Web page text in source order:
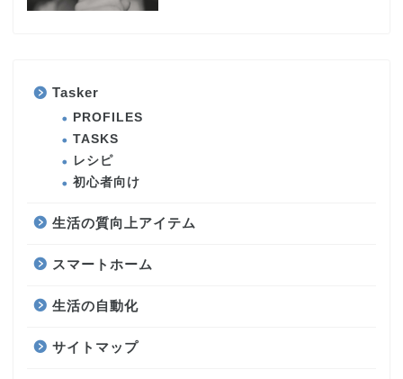
Tasker
PROFILES
TASKS
レシピ
初心者向け
生活の質向上アイテム
スマートホーム
生活の自動化
サイトマップ